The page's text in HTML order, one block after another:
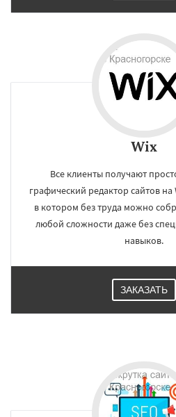
Wix
Все клиенты получают
графический редактор сайтов на
в котором без труда можно
любой сложности даже без
навыков.
ЗАКАЗАТЬ